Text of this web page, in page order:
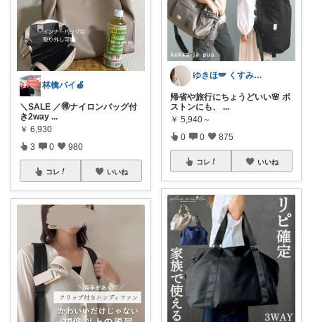
林檎パイ🍎
＼SALE ／🉐ナイロンバッグ付
き2way ...
￥ 6,930
3 0 980
コレ いいね
ゆきほ🪽 くすみカラー×小学生ママ
帰省や旅行にちょうどいい🌸 ボ
ストンにも、
...
￥ 5,940～
0 0 875
コレ いいね